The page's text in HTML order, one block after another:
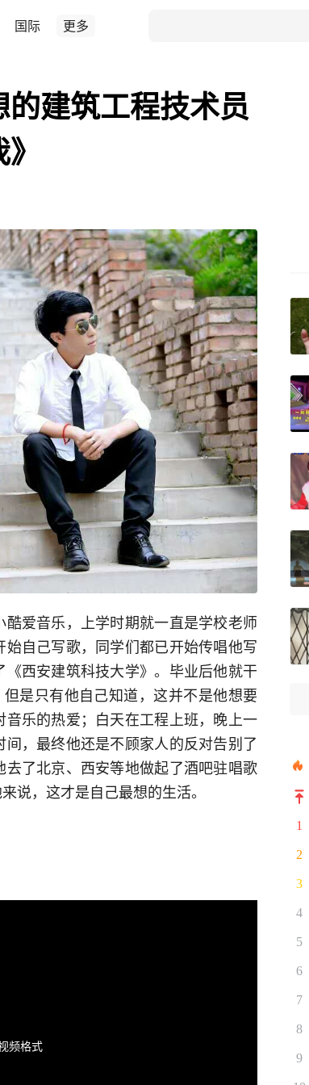
国际 更多
建筑工程技术员
爱音乐，上学时期就一直是学校老师
自己写歌，同学们都已开始传唱他写
西安建筑科技大学》。毕业后他就干
是只有他自己知道，这并不是他想要
乐的热爱；白天在工程上班，晚上一
，最终他还是不顾家人的反对告别了
了北京、西安等地做起了酒吧驻唱歌
说，这才是自己最想的生活。
频格式
1
2
3
4
5
6
7
8
9